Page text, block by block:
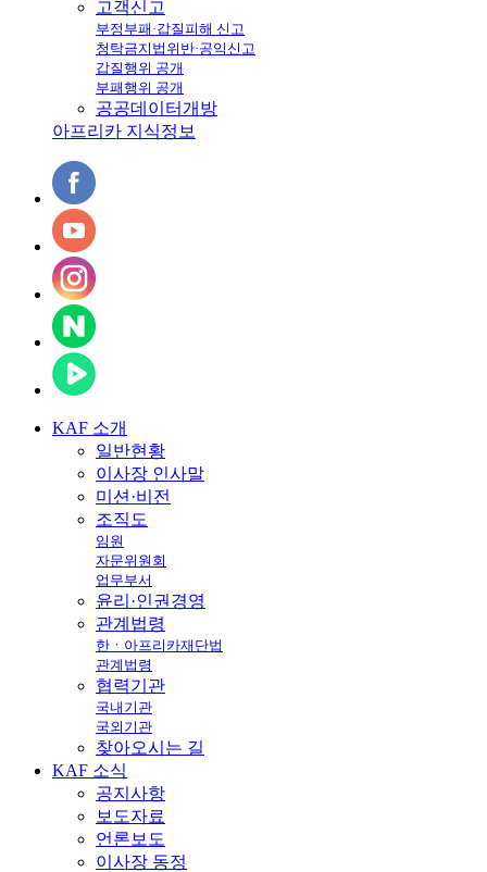
고객신고
부정부패·갑질피해 신고
청탁금지법위반·공익신고
갑질행위 공개
부패행위 공개
공공데이터개방
아프리카 지식정보
KAF 소개
일반현황
이사장 인사말
미션·비전
조직도
임원
자문위원회
업무부서
윤리·인권경영
관계법령
한ㆍ아프리카재단법
관계법령
협력기관
국내기관
국외기관
찾아오시는 길
KAF 소식
공지사항
보도자료
언론보도
이사장 동정